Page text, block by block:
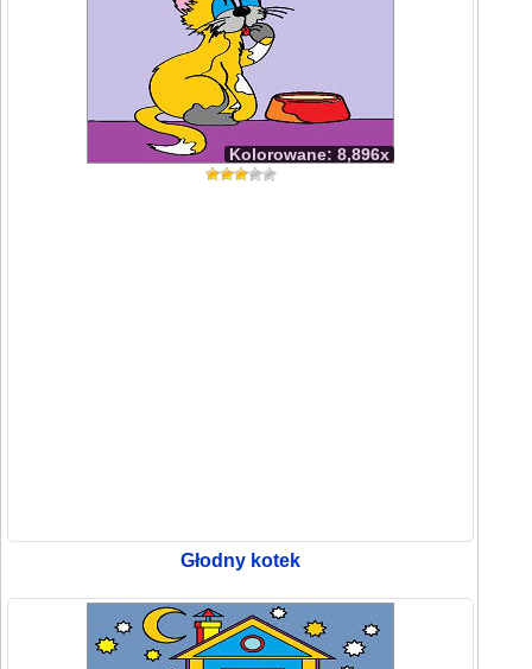
Kolorowane: 8,896x
Głodny kotek